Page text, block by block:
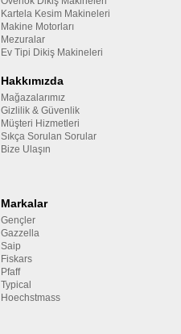
Kartela Kesim Makineleri
Makine Motorları
Mezuralar
Ev Tipi Dikiş Makineleri
Hakkımızda
Mağazalarımız
Gizlilik & Güvenlik
Müşteri Hizmetleri
Sıkça Sorulan Sorular
Bize Ulaşın
Markalar
Gençler
Gazzella
Saip
Fiskars
Pfaff
Typical
Hoechstmass